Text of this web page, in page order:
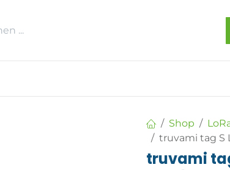
Shop
truvami tag S
truvami